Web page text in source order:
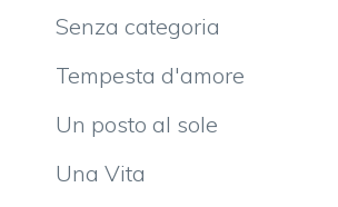
Senza categoria
Tempesta d'amore
Un posto al sole
Una Vita